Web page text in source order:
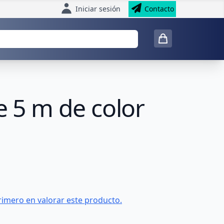
Iniciar sesión Contacto
5 m de color
en valorar este producto.